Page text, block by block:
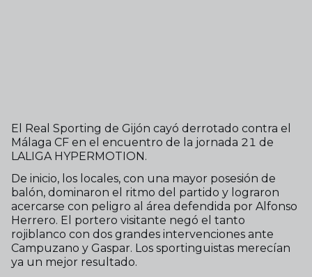
El Real Sporting de Gijón cayó derrotado contra el
Málaga CF en el encuentro de la jornada 21 de
LALIGA HYPERMOTION.
De inicio, los locales, con una mayor posesión de
balón, dominaron el ritmo del partido y lograron
acercarse con peligro al área defendida por Alfonso
Herrero. El portero visitante negó el tanto
rojiblanco con dos grandes intervenciones ante
Campuzano y Gaspar. Los sportinguistas merecían
ya un mejor resultado.